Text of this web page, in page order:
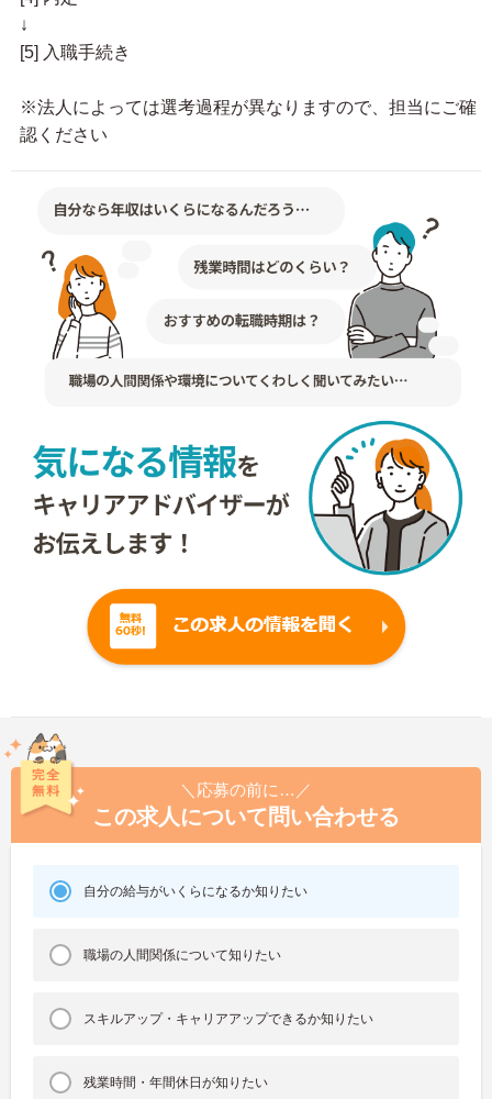
↓
[5] 入職手続き
※法人によっては選考過程が異なりますので、担当にご確
認ください
＼応募の前に…／
この求人について問い合わせる
自分の給与がいくらになるか知りたい
職場の人間関係について知りたい
スキルアップ・キャリアアップできるか知りたい
残業時間・年間休日が知りたい